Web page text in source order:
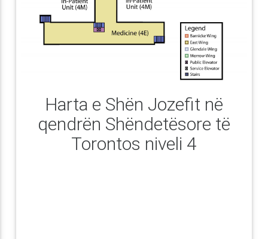
Harta e Shën Jozefit në
qendrën Shëndetësore të
Torontos niveli 4